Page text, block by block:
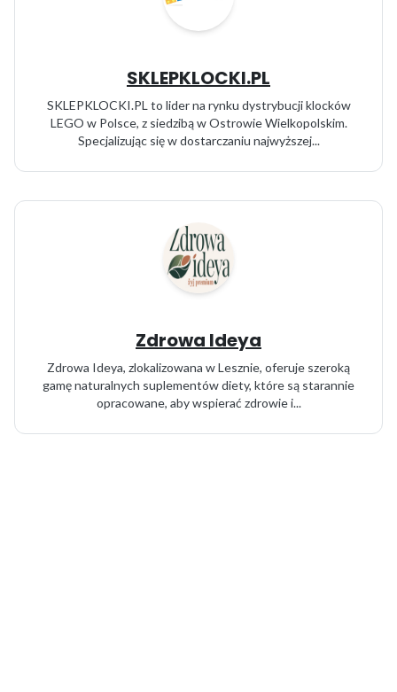
SKLEPKLOCKI.PL
SKLEPKLOCKI.PL to lider na rynku dystrybucji klocków
LEGO w Polsce, z siedzibą w Ostrowie Wielkopolskim.
Specjalizując się w dostarczaniu najwyższej...
Zdrowa Ideya
Zdrowa Ideya, zlokalizowana w Lesznie, oferuje szeroką
gamę naturalnych suplementów diety, które są starannie
opracowane, aby wspierać zdrowie i...